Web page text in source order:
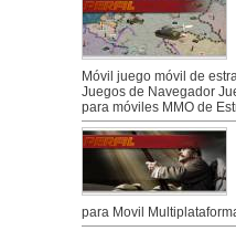
Móvil juego móvil de
Juegos de Navegador
para móviles MMO de
para Movil